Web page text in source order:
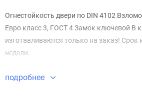
Огнестойкость двери по DIN 4102
Евро класс 3, ГОСТ 4 Замок ключевой B
изготавливаются только на заказ! Срок
недели.
подробнее